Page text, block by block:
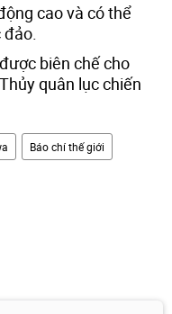
cao và có thể
biên chế cho
quân lục chiến
Báo chí thế giới